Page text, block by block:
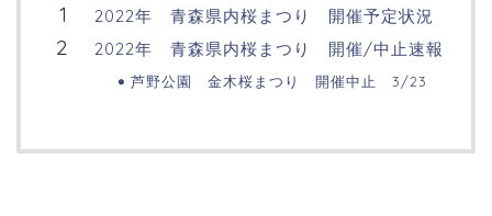
2022年 青森県内桜まつり 開催予定状況
2022年 青森県内桜まつり 開催/中止速報
芦野公園 金木桜まつり 開催中止 3/23